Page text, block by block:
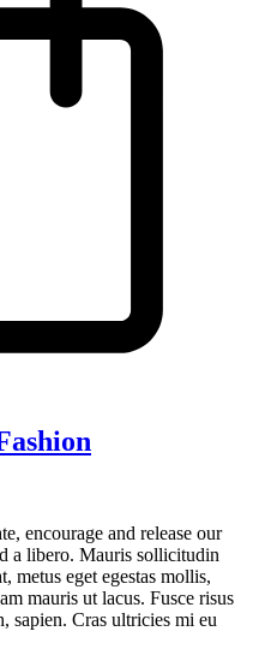
encourage and release our
a libero. Mauris sollicitudin
metus eget egestas mollis,
mauris ut lacus. Fusce risus
sapien. Cras ultricies mi eu